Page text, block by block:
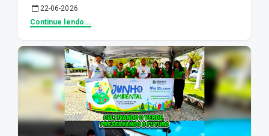
22-06-2026
Continue lendo...